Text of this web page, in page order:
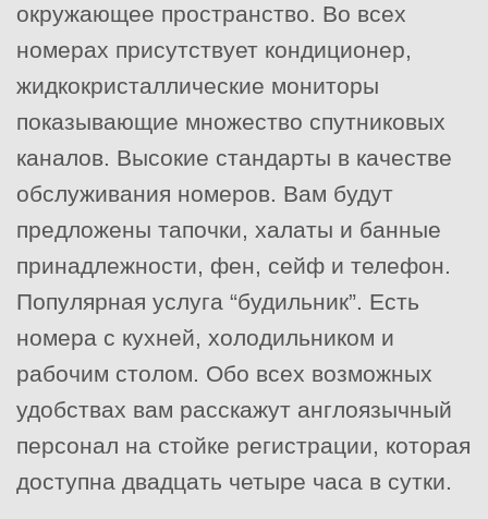
окружающее пространство. Во всех
номерах присутствует кондиционер,
жидкокристаллические мониторы
показывающие множество спутниковых
каналов. Высокие стандарты в качестве
обслуживания номеров. Вам будут
предложены тапочки, халаты и банные
принадлежности, фен, сейф и телефон.
Популярная услуга “будильник”. Есть
номера с кухней, холодильником и
рабочим столом. Обо всех возможных
удобствах вам расскажут англоязычный
персонал на стойке регистрации, которая
доступна двадцать четыре часа в сутки.